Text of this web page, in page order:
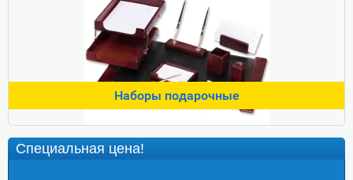
Специальная цена!
Наборы подарочные